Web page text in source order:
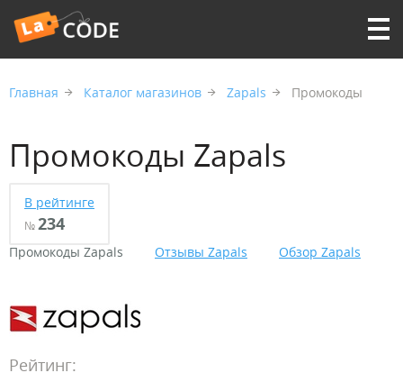
Главная Каталог магазинов Zapals Промокоды
Промокоды Zapals
В рейтинге
№234
Промокоды Zapals Отзывы Zapals Обзор Zapals
Рейтинг: